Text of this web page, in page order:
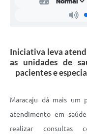
Iniciativa leva
as unidades de
pacientes e
Maracaju dá mais um
atendimento em
realizar consultas